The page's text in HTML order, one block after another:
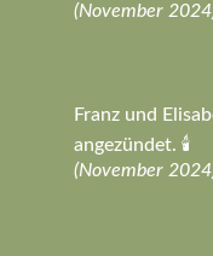
(November
Franz und
angezündet. 🕯️
(November